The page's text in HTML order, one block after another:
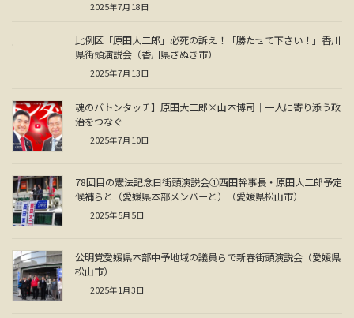
2025年7月18日
比例区「原田大二郎」必死の訴え！「勝たせて下さい！」香川
県街頭演説会（香川県さぬき市）
2025年7月13日
魂のバトンタッチ】原田大二郎×山本博司｜一人に寄り添う政
治をつなぐ
2025年7月10日
78回目の憲法記念日街頭演説会①西田幹事長・原田大二郎予定
候補らと（愛媛県本部メンバーと）（愛媛県松山市）
2025年5月5日
公明党愛媛県本部中予地域の議員らで新春街頭演説会（愛媛県
松山市）
2025年1月3日